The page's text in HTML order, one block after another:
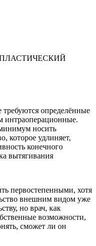
требуются определённые
интраоперационные.
носить
которое удлиняет,
конечного
вытягивания
первостепенными, хотя
внешним видом уже
но врач, как
возможности,
сможет ли он